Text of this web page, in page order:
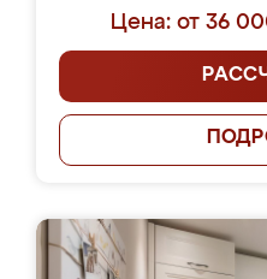
Цена: от 36